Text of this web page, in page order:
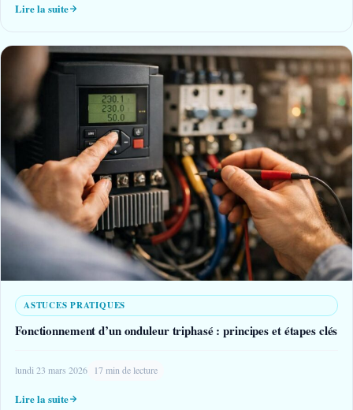
Lire la suite
ASTUCES PRATIQUES
Fonctionnement d’un onduleur triphasé : principes et étapes clés
lundi 23 mars 2026 17 min de lecture
Lire la suite